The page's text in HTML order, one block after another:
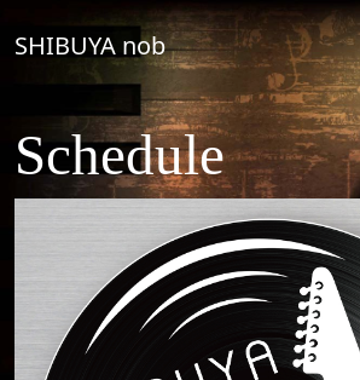
コンテンツへスキップ
メインナビゲーション
SHIBUYA nob
Schedule